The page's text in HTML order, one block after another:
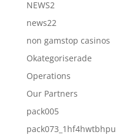
NEWS2
news22
non gamstop casinos
Okategoriserade
Operations
Our Partners
pack005
pack073_1hf4hwtbhpu